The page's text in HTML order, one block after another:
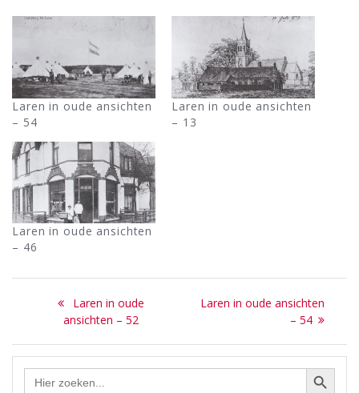
Laren in oude ansichten
– 54
Laren in oude ansichten
– 13
Laren in oude ansichten
– 46
Bericht
navigatie
Previous
post:
Laren in oude
ansichten – 52
Next
Laren in oude ansichten
– 54
Zoek Zoekknop